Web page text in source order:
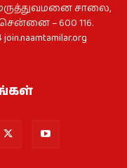
சாலை,
– 600 116.
join.naamtamilar.org